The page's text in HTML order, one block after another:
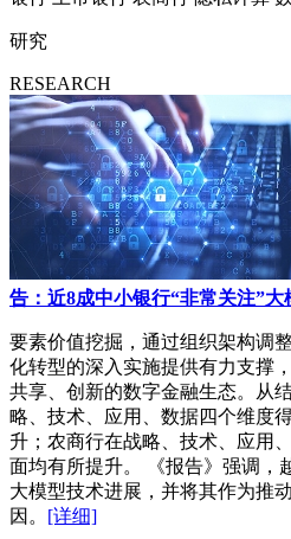
研究
RESEARCH
告：近8成中小银行“非常关注”大
要素价值挖掘，通过组织架构调
化转型的深入实施提供有力支撑
共享、创新的数字金融生态。从
略、技术、应用、数据四个维度
升；农商行在战略、技术、应用
面均有所提升。 《报告》强调，
大模型技术进展，并将其作为推
因。 [详细]